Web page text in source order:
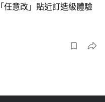
任意改」貼近訂造級體驗